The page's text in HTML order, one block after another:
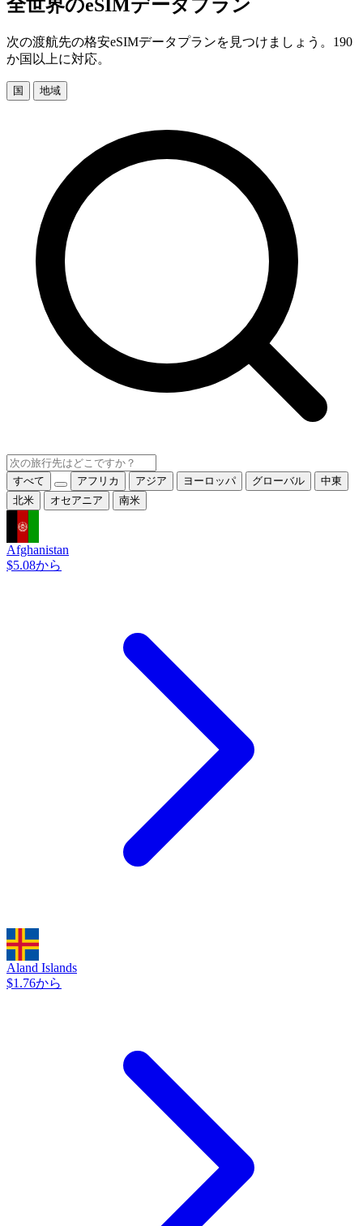
全世界のeSIMデータプラン
次の渡航先の格安eSIMデータプランを見つけましょう。190
か国以上に対応。
国 地域
すべて アフリカ アジア ヨーロッパ グローバル
中東
北米
オセアニア 南米
Afghanistan
$5.08から
Aland Islands
$1.76から